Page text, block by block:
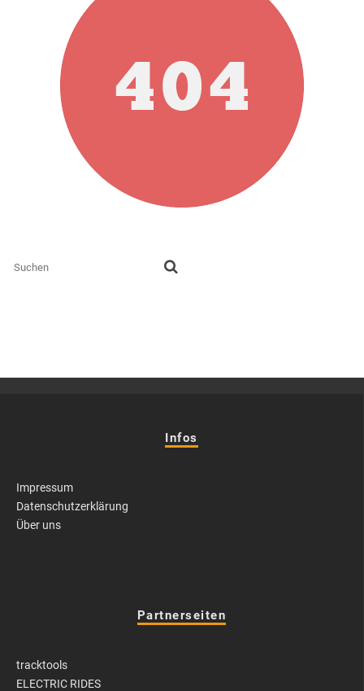
Infos
Impressum
Datenschutzerklärung
Über uns
Partnerseiten
tracktools
ELECTRIC RIDES